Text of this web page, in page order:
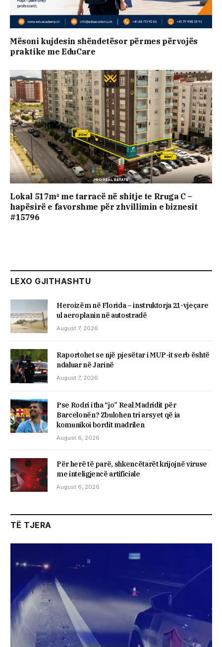
Mësoni kujdesin shëndetësor përmes përvojës
praktike me EduCare
Lokal 517m² me tarracë në shitje te Rruga C –
hapësirë e favorshme për zhvillimin e biznesit
#15796
LEXO GJITHASHTU
Heroizëm në Florida – instruktorja 21-vjeçare
ul aeroplanin në autostradë
August 7, 2026
Raportohet se një pjesëtar i MUP-it serb është
ndaluar në Jarinë
August 7, 2026
Pse Rodri i tha “jo” Real Madridit për
Barcelonën? Zbulohen tri arsyet që ia
komunikoi bordit madrilen
August 6, 2026
Për herë të parë, shkencëtarët krijojnë viruse
me inteligjencë artificiale
August 6, 2026
TË TJERA